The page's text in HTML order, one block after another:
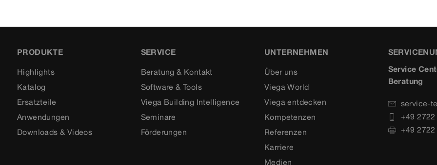
PRODUKTE
Highlights
Katalog
Ersatzteile
Anwendungen
Downloads & Videos
SERVICE
Beratung & Kontakt
Software & Tools
Viega Building Intelligence
Seminare
Förderungen
UNTERNEHMEN
Über uns
Viega World
Viega entdecken
Kompetenzen
Referenzen
Karriere
Medien
Service
Beratung
service-
+49
+49